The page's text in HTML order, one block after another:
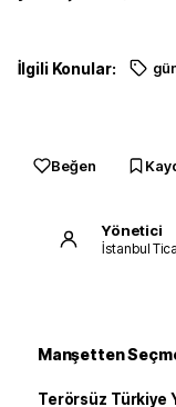
İlgili Konular:
Beğen
Yönetici
İstanbul
Manşetten
Terörsüz Türkiye